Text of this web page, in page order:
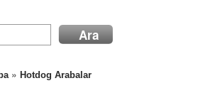
» Hotdog Arabalar